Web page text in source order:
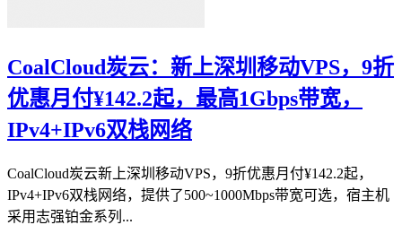
CoalCloud炭云：新上深圳移动VPS，9折
优惠月付¥142.2起，最高1Gbps带宽，
IPv4+IPv6双栈网络
CoalCloud炭云新上深圳移动VPS，9折优惠月付¥142.2起，
IPv4+IPv6双栈网络，提供了500~1000Mbps带宽可选，宿主机
采用志强铂金系列...